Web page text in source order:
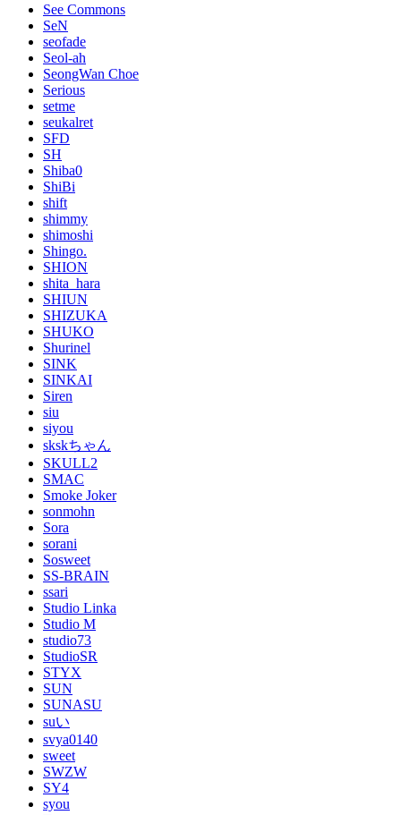
See Commons
SeN
seofade
Seol-ah
SeongWan Choe
Serious
setme
seukalret
SFD
SH
Shiba0
ShiBi
shift
shimmy
shimoshi
Shingo.
SHION
shita_hara
SHIUN
SHIZUKA
SHUKO
Shurinel
SINK
SINKAI
Siren
siu
siyou
skskちゃん
SKULL2
SMAC
Smoke Joker
sonmohn
Sora
sorani
Sosweet
SS-BRAIN
ssari
Studio Linka
Studio M
studio73
StudioSR
STYX
SUN
SUNASU
suい
svya0140
sweet
SWZW
SY4
syou